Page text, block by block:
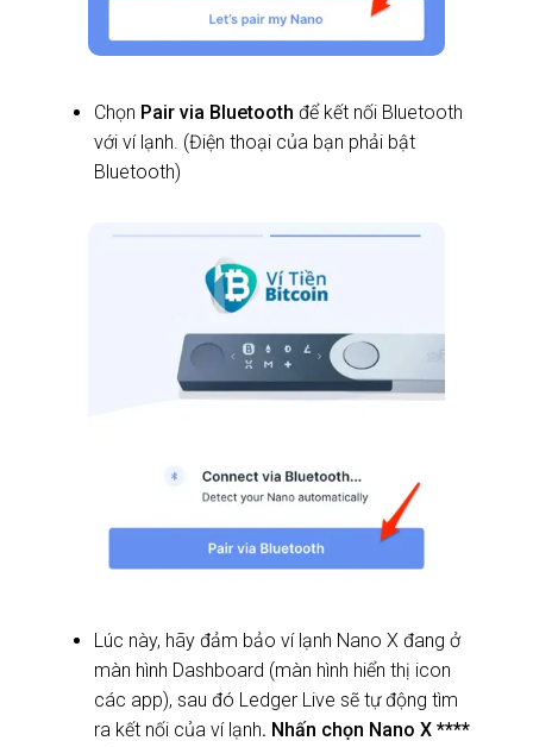
Chọn Pair via Bluetooth để kết nối Bluetooth
với ví lạnh. (Điện thoại của bạn phải bật
Bluetooth)
Lúc này, hãy đảm bảo ví lạnh Nano X đang ở
màn hình Dashboard (màn hình hiển thị icon
các app), sau đó Ledger Live sẽ tự động tìm
ra kết nối của ví lạnh. Nhấn chọn Nano X ****